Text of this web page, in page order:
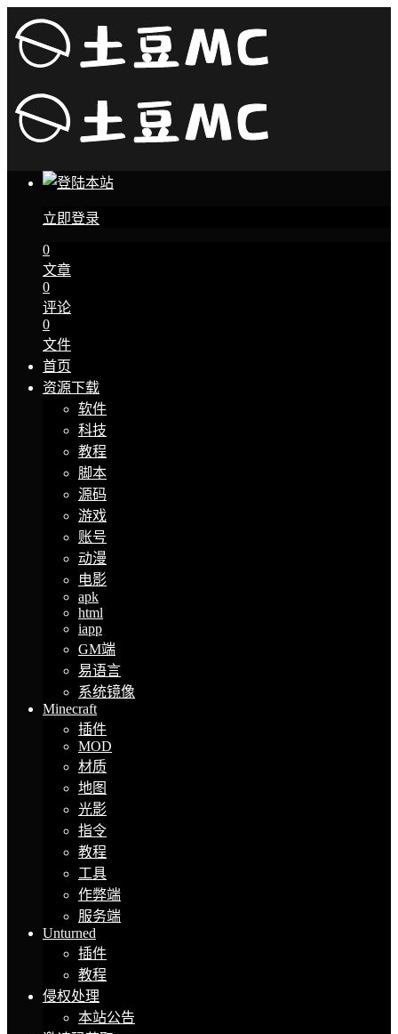
立即登录
0
文章
0
评论
0
文件
首页
资源下载
软件
科技
教程
脚本
源码
游戏
账号
动漫
电影
apk
html
iapp
GM端
易语言
系统镜像
Minecraft
插件
MOD
材质
地图
光影
指令
教程
工具
作弊端
服务端
Unturned
插件
教程
侵权处理
本站公告